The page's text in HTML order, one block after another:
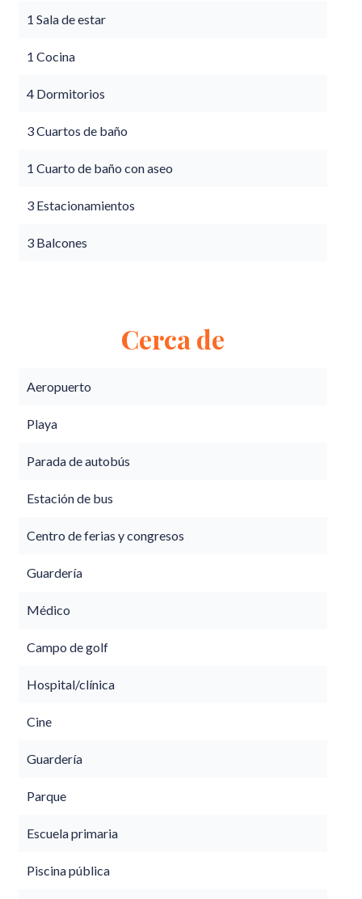
1 Sala de estar
1 Cocina
4 Dormitorios
3 Cuartos de baño
1 Cuarto de baño con aseo
3 Estacionamientos
3 Balcones
Cerca de
Aeropuerto
Playa
Parada de autobús
Estación de bus
Centro de ferias y congresos
Guardería
Médico
Campo de golf
Hospital/clínica
Cine
Guardería
Parque
Escuela primaria
Piscina pública